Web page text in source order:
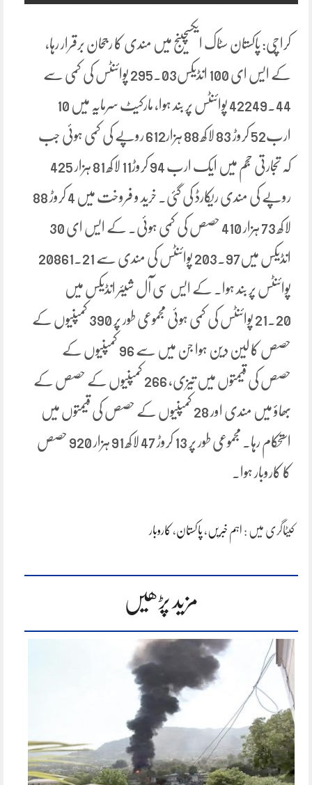
کراچی: پاکستان سٹاک ایکسچینج میں مندی کا رجحان برقرار رہا،
کے ایس ای 100 انڈیکس295.03 پوائنٹس کی کمی سے
42249.44 پوائنٹس پر بند ہوا، مارکیٹ سرمایہ میں 10
ارب52 کروڑ 83 لاکھ 88 ہزار612 روپے کی کمی ہوئی جب
کہ تجارتی حجم میں ایک ارب 94 کروڑ11 لاکھ 81 ہزار 425
روپے کی مندی ریکارڈ کی گئی۔ خرید و فروخت میں 4 کروڑ 88
لاکھ 73 ہزار 410 حصص کی کمی ہوئی۔ کے ایس ای 30
انڈیکس میں203.97 پوائنٹس کی مندی سے 20861.21
پوائنٹس پر بند ہوا۔ کے ایس سی آل شیئر انڈیکس میں
21.20 پوائنٹس کی کمی ہوئی مجموعی طور پر 390 کمپنیوں کے
حصص کا لین دین ہوا جن میں سے 96 کمپنیوں کے
حصص کی قیمتوں میں تیزی، 266 کمپنیوں کے حصص کے
بھاؤ میں مندی اور 28 کمپنیوں کے حصص کی قیمتوں میں
استحکام رہا۔ مجموعی طور پر 13 کروڑ 47 لاکھ 91 ہزار 920 حصص
کا کاروبار ہوا۔
کیٹاگری میں : اہم خبریں، پاکستان، کاروبار
مزید پڑھیں